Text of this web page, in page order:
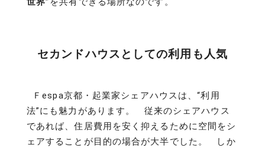
セカンドハウスとしての利用も人気
Ｆespa京都・起業家シェアハウスは、“利用
法”にも魅力があります。 従来のシェアハウス
であれば、住居費用を安く抑えるために空間をシ
ェアすることが目的の場合が大半でした。 しか